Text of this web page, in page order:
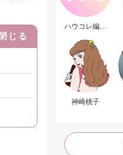
閉じる
ハウコレ編集
神崎桃子